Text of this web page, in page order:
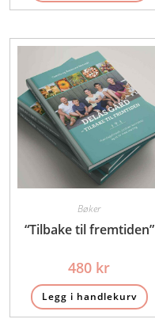
Bøker
“Tilbake til fremtiden”
480 kr
Legg i handlekurv